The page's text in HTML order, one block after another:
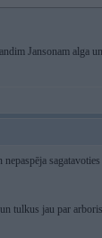
Jansonam alga
tulkus jau par